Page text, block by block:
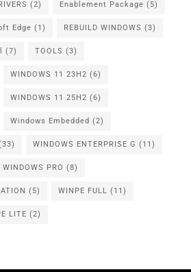
(2) Enablement Package (5)
Edge (1) REBUILD WINDOWS (3)
(7) TOOLS (3)
WINDOWS 11 23H2 (6)
WINDOWS 11 25H2 (6)
Windows Embedded (2)
WINDOWS ENTERPRISE G (11)
WINDOWS PRO (8)
(5) WINPE FULL (11)
LITE (2)